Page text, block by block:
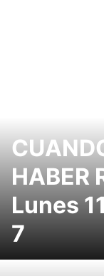
HABER
Lunes
7